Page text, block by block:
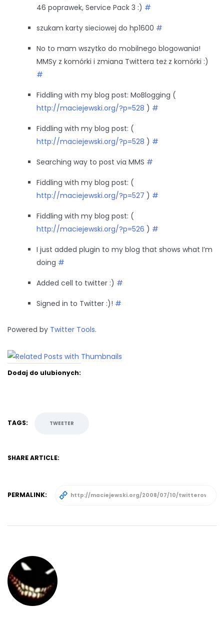
46 poprawek, Service Pack 3 :) #
szukam karty sieciowej do hp1600 #
No to mam wszytko do mobilnego blogowania!
MMSy z komórki i zmiana Twittera też z komórki :)
#
Fiddling with my blog post: MoBlogging (
http://maciejewski.org/?p=528 ) #
Fiddling with my blog post: (
http://maciejewski.org/?p=528 ) #
Searching way to post via MMS #
Fiddling with my blog post: (
http://maciejewski.org/?p=527 ) #
Fiddling with my blog post: (
http://maciejewski.org/?p=526 ) #
I just added plugin to my blog that shows what I’m
doing #
Added cell to twitter :) #
Signed in to Twitter :)! #
Powered by Twitter Tools.
Dodaj do ulubionych:
TAGS: TWEETER
SHARE ARTICLE:
PERMALINK: